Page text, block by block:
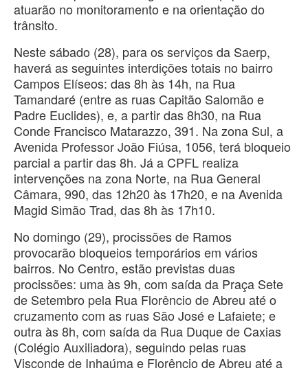
atuarão no monitoramento e na orientação do
trânsito.
Neste sábado (28), para os serviços da Saerp,
haverá as seguintes interdições totais no bairro
Campos Elíseos: das 8h às 14h, na Rua
Tamandaré (entre as ruas Capitão Salomão e
Padre Euclides), e, a partir das 8h30, na Rua
Conde Francisco Matarazzo, 391. Na zona Sul, a
Avenida Professor João Fiúsa, 1056, terá bloqueio
parcial a partir das 8h. Já a CPFL realiza
intervenções na zona Norte, na Rua General
Câmara, 990, das 12h20 às 17h20, e na Avenida
Magid Simão Trad, das 8h às 17h10.
No domingo (29), procissões de Ramos
provocarão bloqueios temporários em vários
bairros. No Centro, estão previstas duas
procissões: uma às 9h, com saída da Praça Sete
de Setembro pela Rua Florêncio de Abreu até o
cruzamento com as ruas São José e Lafaiete; e
outra às 8h, com saída da Rua Duque de Caxias
(Colégio Auxiliadora), seguindo pelas ruas
Visconde de Inhaúma e Florêncio de Abreu até a